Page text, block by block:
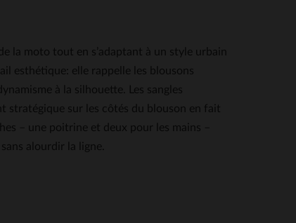
la moto tout en s’adaptant à un style urbain
esthétique: elle rappelle les blousons
à la silhouette. Les sangles
stratégique sur les côtés du blouson en fait
– une poitrine et deux pour les mains –
alourdir la ligne.